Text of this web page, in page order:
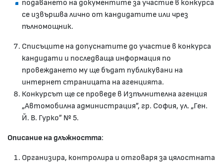
подаването на документите за участие в конкурса
се извършва лично от кандидатите или чрез
пълномощник.
Списъците на допуснатите до участие в конкурса
кандидати и последваща информация по
провеждането му ще бъдат публикувани на
интернет страницата на агенцията.
Конкурсът ще се проведе в Изпълнителна агенция
„Автомобилна администрация”, гр. София, ул. „Ген.
Й. В. Гурко” № 5.
Описание на длъжността:
Организира, контролира и отговаря за цялостната